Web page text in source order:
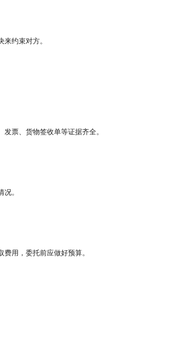
约束对方。
票、货物签收单等证据齐全。
。
用，委托前应做好预算。